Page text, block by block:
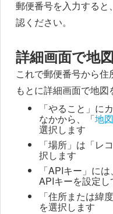
郵便番号を入力する
認ください。
詳細画面で地
これで郵便番号から
もとに詳細画面で地図
「やること」に
なかから、「地
選択します
「場所」は「レ
択します
「APIキー」に
APIキーを設定し
「住所または緯
を選択します